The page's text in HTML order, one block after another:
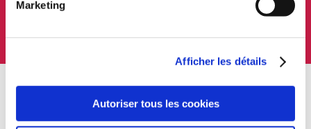
Marketing
Afficher les détails
Autoriser tous les cookies
Qui sommes-nous ?
OFFRES
Newsletter -10%